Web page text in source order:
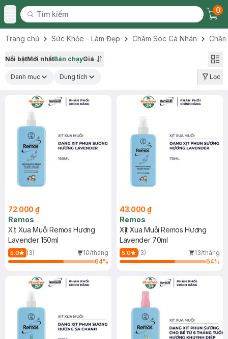
Toggle Menu
Tìm kiếm
Tìm kiếm
0
Trang chủ Sức Khỏe - Làm Đẹp Chăm Sóc Cá Nhân
Nổi bậtMới nhấtBán chạyGiá
Danh mục Dung tích Lọc
72.000 ₫
Remos
Xịt Xua Muỗi Remos Hương
Lavender 150ml
5.0 (3)
10/tháng
64%
43.000 ₫
Remos
Xịt Xua Muỗi Remos Hương
Lavender 70ml
5.0 (3)
13/tháng
64%